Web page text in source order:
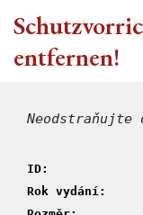
entfernen!
Neodstraňujte
ID:
Rok vydání: